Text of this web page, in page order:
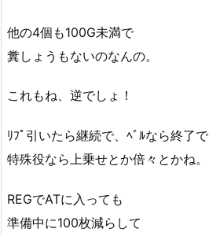
他の4個も100G未満で
糞しょうもないのなんの。
これもね、逆でしょ！
ﾘﾌﾟ引いたら継続で、ﾍﾞﾙなら終了で
特殊役なら上乗せとか倍々とかね。
REGでATに入っても
準備中に100枚減らして